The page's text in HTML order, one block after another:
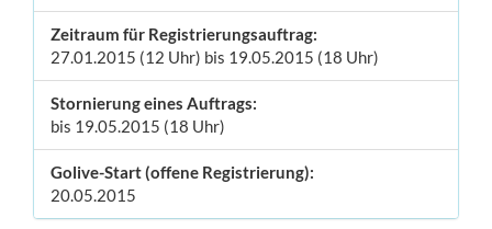
Zeitraum für Registrierungsauftrag:
27.01.2015 (12 Uhr) bis 19.05.2015 (18 Uhr)
Stornierung eines Auftrags:
bis 19.05.2015 (18 Uhr)
Golive-Start (offene Registrierung):
20.05.2015